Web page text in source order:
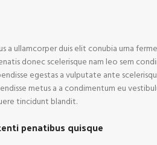
a ullamcorper duis elit conubia urna
donec scelerisque nam leo sem
egestas a vulputate ante
metus a a condimentum eu
tincidunt blandit.
penatibus quisque